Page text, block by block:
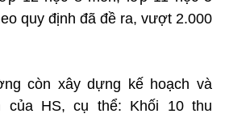
quy định đã đề ra, vượt 2.000
còn xây dựng kế hoạch và
của HS, cụ thể: Khối 10 thu